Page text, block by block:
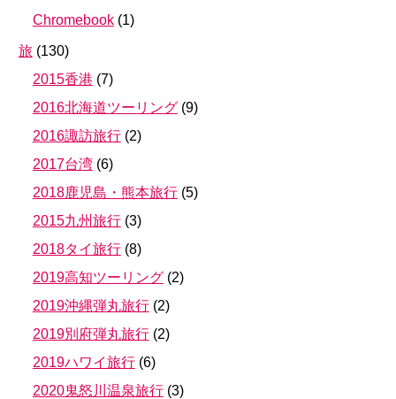
Chromebook (1)
旅 (130)
2015香港 (7)
2016北海道ツーリング (9)
2016諏訪旅行 (2)
2017台湾 (6)
2018鹿児島・熊本旅行 (5)
2015九州旅行 (3)
2018タイ旅行 (8)
2019高知ツーリング (2)
2019沖縄弾丸旅行 (2)
2019別府弾丸旅行 (2)
2019ハワイ旅行 (6)
2020鬼怒川温泉旅行 (3)